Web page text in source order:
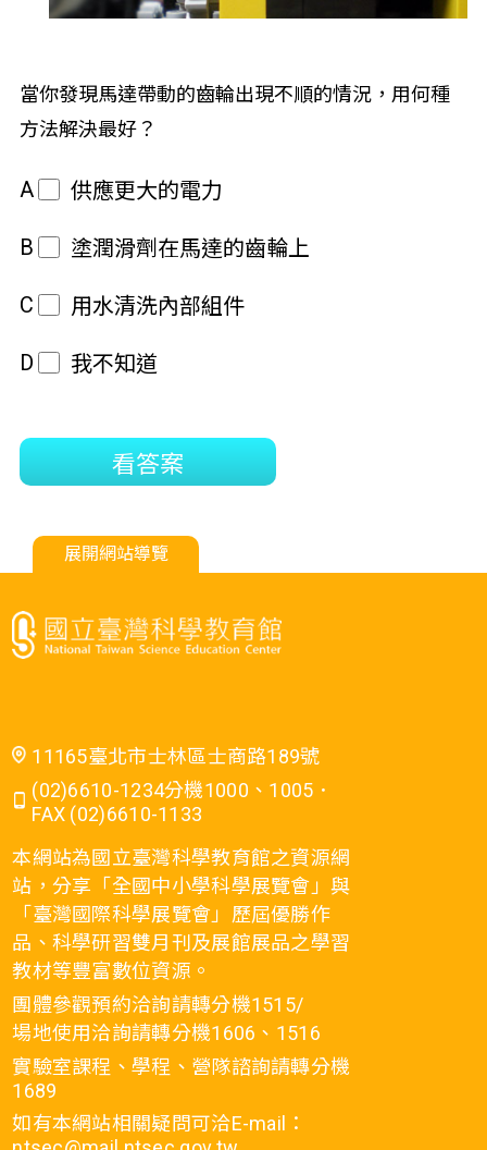
當你發現馬達帶動的齒輪出現不順的情況，用何種
方法解決最好？
A 供應更大的電力
B 塗潤滑劑在馬達的齒輪上
C 用水清洗內部組件
D 我不知道
看答案
展開網站導覽
11165臺北市士林區士商路189號
(02)6610-1234分機1000、1005．
FAX (02)6610-1133
本網站為國立臺灣科學教育館之資源網
站，分享「全國中小學科學展覽會」與
「臺灣國際科學展覽會」歷屆優勝作
品、科學研習雙月刊及展館展品之學習
教材等豐富數位資源。
團體參觀預約洽詢請轉分機1515/
場地使用洽詢請轉分機1606、1516
實驗室課程、學程、營隊諮詢請轉分機
1689
如有本網站相關疑問可洽E-mail：